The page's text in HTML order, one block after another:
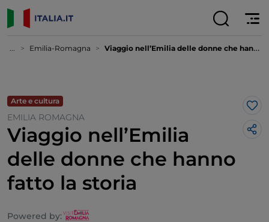
... Emilia-Romagna Viaggio nell’Emilia delle donne che hanno fatto la storia
Arte e cultura
EMILIA ROMAGNA
Viaggio nell’Emilia
delle donne che hanno
fatto la storia
Powered by: